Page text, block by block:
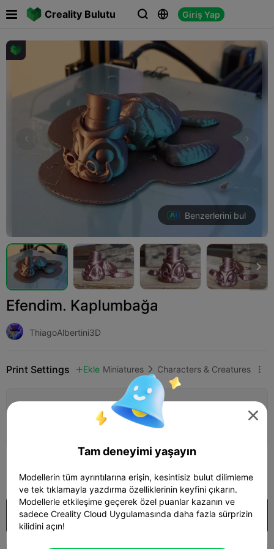
Creality Bulutu   Giriş Yap
 
Benzerlerini bul

Efendim. Kaplumbağa
ThiagoAlbertini3D
Print Settings  Ekle Miniatures  Characters & Creatures 
Yazdırma yapılandırması ekle
Daha fazla puan kazan
200 
Satın almak

Tam deneyimi yaşayın
Modellerin tüm ayrıntılarına erişin, kesintisiz bulut dilimleme
ve tek tıklamayla yazdırma özelliklerinin keyfini çıkarın.
Modellerle etkileşime geçerek özel puanlar kazanın ve
sadece Creality Cloud Uygulamasında daha fazla sürprizin
kilidini açın!